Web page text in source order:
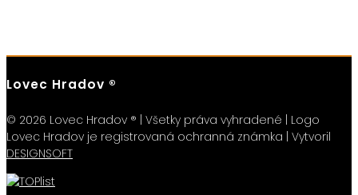
Lovec Hradov ®
© 2026 Lovec Hradov ® | Všetky práva vyhradené | Logo
Lovec Hradov je registrovaná ochranná známka | Vytvoril
DESIGNSOFT